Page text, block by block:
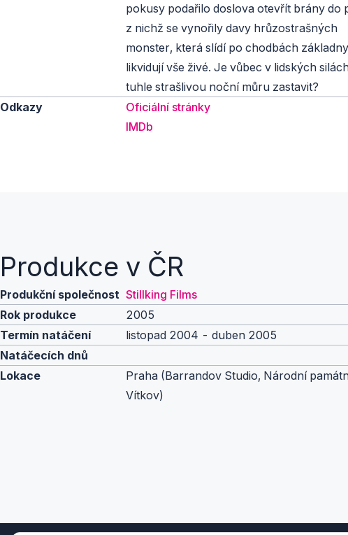
pokusy podařilo doslova otevřít brány do
z nichž se vynořily davy hrůzostrašných
monster, která slídí po chodbách
likvidují vše živé. Je vůbec v lidských
tuhle strašlivou noční můru zastavit?
Odkazy
Oficiální stránky
IMDb
Produkce v ČR
Produkční společnost Stillking Films
Rok produkce
2005
Termín natáčení
listopad 2004 - duben 2005
Natáčecích dnů
Lokace
Praha (Barrandov Studio, Národní
Vítkov)